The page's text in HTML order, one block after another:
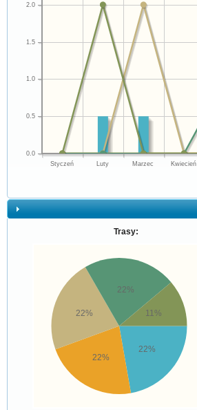
Styczeń Luty Marzec Kwiecień
0.0
0.5
1.0
1.5
2.0
Trasy:
22%
22%
22%
22%
11%